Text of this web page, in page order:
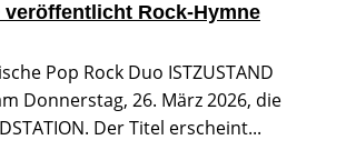
veröffentlicht Rock-Hymne
Pop Rock Duo ISTZUSTAND
Donnerstag, 26. März 2026, die
Der Titel erscheint...